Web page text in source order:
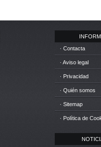
· Contacta
· Aviso legal
· Privacidad
· Quién somos
· Sitemap
· Política de